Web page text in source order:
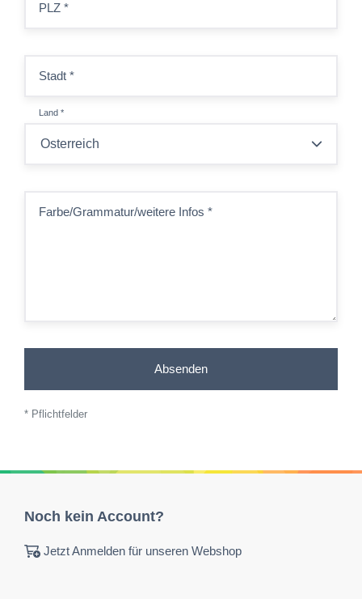
PLZ *
Stadt *
Land *
Farbe/Grammatur/weitere Infos *
Absenden
* Pflichtfelder
Noch kein Account?
Jetzt Anmelden für unseren Webshop